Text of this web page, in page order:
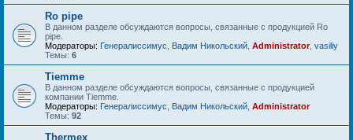
Ro pipe
В данном разделе обсуждаются вопросы, связанные с продукцией Ro
pipe.
Модераторы: Генералиссимус Вадим Никольский Administrator, vasiliy
Темы: 6
Tiemme
В данном разделе обсуждаются вопросы, связанные с продукцией
компании Tiemme.
Модераторы: Генералиссимус Вадим Никольский Administrator
Темы: 92
Thermex